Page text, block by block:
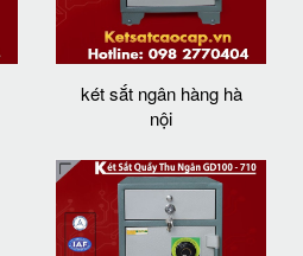
két sắt ngân hàng hà
nội